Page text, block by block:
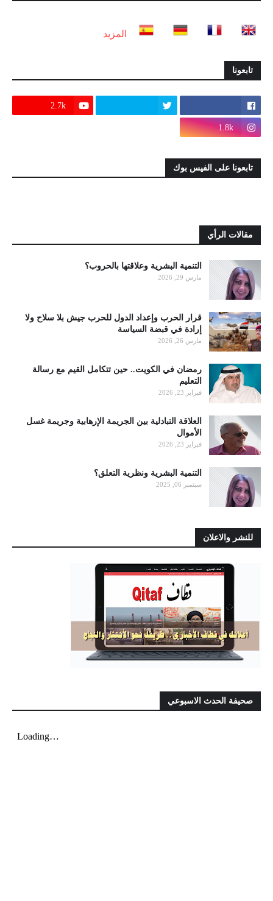
المزيد
تابعونا
2.7k
1.8k
تابعونا على الفيس بوك
مقالات الرأي
التنمية البشرية وعلاقتها بالحروب؟
مارس 29, 2026
قرار الحرب وإعداد الدول للحرب جيش بلا سلاح ولا
إرادة في قبضة السياسة
مارس 26, 2026
رمضان في الكويت.. حين تتكامل القيم مع رسالة
التعليم
فبراير 23, 2026
العلاقة التبادلية بين الجريمة الإرهابية وجريمة غسل
الأموال
فبراير 23, 2026
التنمية البشرية ونظرية التعلق؟
سبتمبر 06, 2025
للنشر والاعلان
صحيفة الحدث الاسبوعي